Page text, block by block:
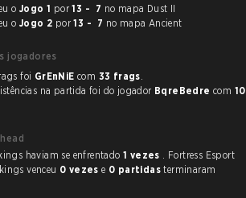
o Jogo 1 por 13 - 7 no mapa Dust II
o Jogo 2 por 13 - 7 no mapa Ancient
jogadores
foi GrEnNiE com 33 frags.
na partida foi do jogador BqreBedre com 10
Fortress Esport e 95 Vikings haviam se enfrentado 1 vezes . Fortress Esport
venceu 0 vezese 0 partidasterminaram